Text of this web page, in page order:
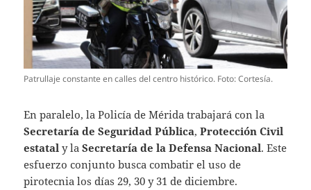
Patrullaje constante en calles del centro histórico. Foto: Cortesía.
En paralelo, la Policía de Mérida trabajará con la
Secretaría de Seguridad Pública,Protección Civil
estatal y laSecretaría de la Defensa Nacional. Este
esfuerzo conjunto busca combatir el uso de
pirotecnia los días 29, 30 y 31 de diciembre.